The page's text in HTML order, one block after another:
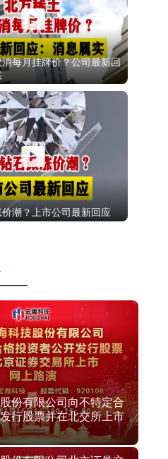
每月挂牌价？公司最新回
潮？上市公司最新回应
份有限公司向不特定合
行股票并在北交所上市